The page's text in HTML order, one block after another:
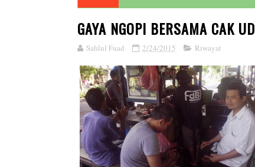
GAYA NGOPI BERSAMA CAK UD
Sahlul Fuad 2/24/2015 Riwayat